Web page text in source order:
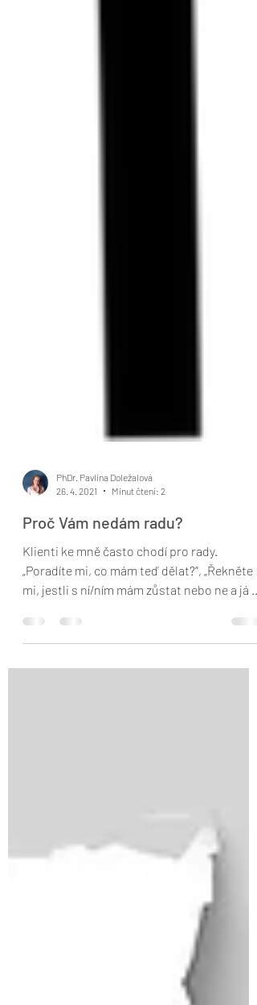
26. 4. 2021
Minut čtení: 2
Proč Vám nedám radu?
„Poradíte mi, co mám teď dělat?“, „Řekněte
mi, jestli s ní/ním mám zůstat nebo ne a já to
udělám......